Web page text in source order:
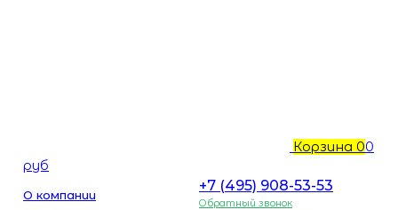
Корзина 00
руб
О компании
+7 (495) 908-53-53
Обратный звонок